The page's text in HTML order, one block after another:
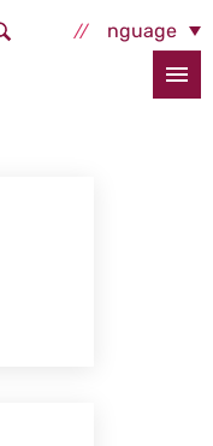
Select Language